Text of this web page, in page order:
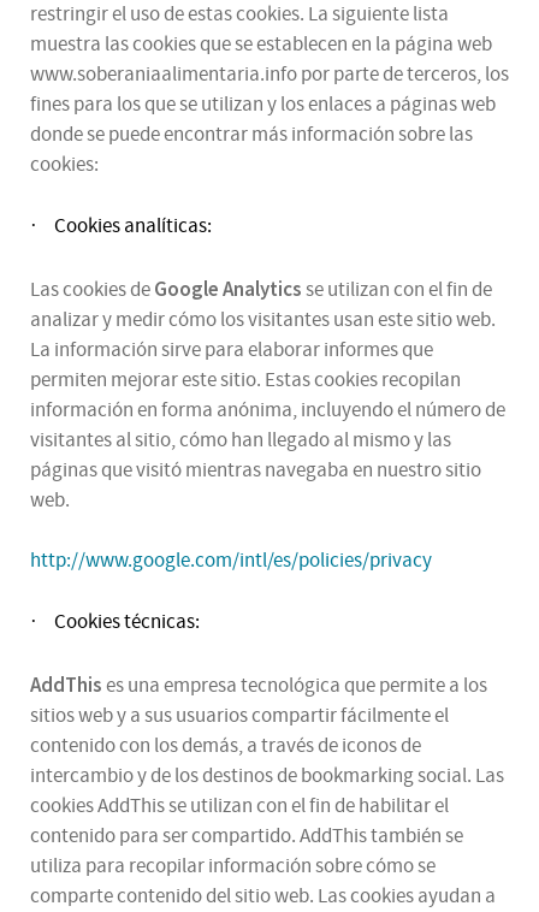
restringir el uso de estas cookies. La siguiente lista
muestra las cookies que se establecen en la página web
www.soberaniaalimentaria.info por parte de terceros, los
fines para los que se utilizan y los enlaces a páginas web
donde se puede encontrar más información sobre las
cookies:
· Cookies analíticas:
Las cookies deGoogle Analyticsse utilizan con el fin de
analizar y medir cómo los visitantes usan este sitio web.
La información sirve para elaborar informes que
permiten mejorar este sitio. Estas cookies recopilan
información en forma anónima, incluyendo el número de
visitantes al sitio, cómo han llegado al mismo y las
páginas que visitó mientras navegaba en nuestro sitio
web.
http://www.google.com/intl/es/policies/privacy
· Cookies técnicas:
AddThises una empresa tecnológica que permite a los
sitios web y a sus usuarios compartir fácilmente el
contenido con los demás, a través de iconos de
intercambio y de los destinos de bookmarking social. Las
cookies AddThis se utilizan con el fin de habilitar el
contenido para ser compartido. AddThis también se
utiliza para recopilar información sobre cómo se
comparte contenido del sitio web. Las cookies ayudan a